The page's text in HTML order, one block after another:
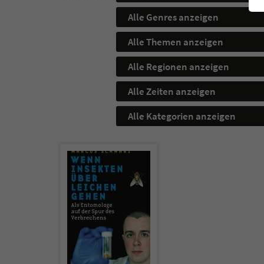
Alle Genres anzeigen
Alle Themen anzeigen
Alle Regionen anzeigen
Alle Zeiten anzeigen
Alle Kategorien anzeigen